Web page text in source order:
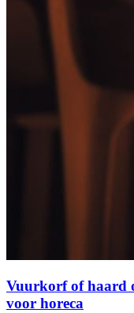
Vuurkorf of haard
voor horeca